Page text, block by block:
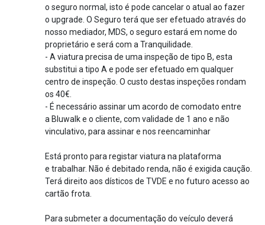
o seguro normal, isto é pode cancelar o atual ao fazer
o upgrade. O Seguro terá que ser efetuado através do
nosso mediador, MDS, o seguro estará em nome do
proprietário e será com a Tranquilidade.
- A viatura precisa de uma inspeção de tipo B, esta
substitui a tipo A e pode ser efetuado em qualquer
centro de inspeção. O custo destas inspeções rondam
os 40€.
- É necessário assinar um acordo de comodato entre
a Bluwalk e o cliente, com validade de 1 ano e não
vinculativo, para assinar e nos reencaminhar
Está pronto para registar viatura na plataforma
e trabalhar. Não é debitado renda, não é exigida caução.
Terá direito aos dísticos de TVDE e no futuro acesso ao
cartão frota.
Para submeter a documentação do veículo deverá